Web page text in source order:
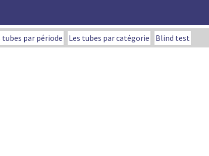
tubes par période Les tubes par catégorie Blind test